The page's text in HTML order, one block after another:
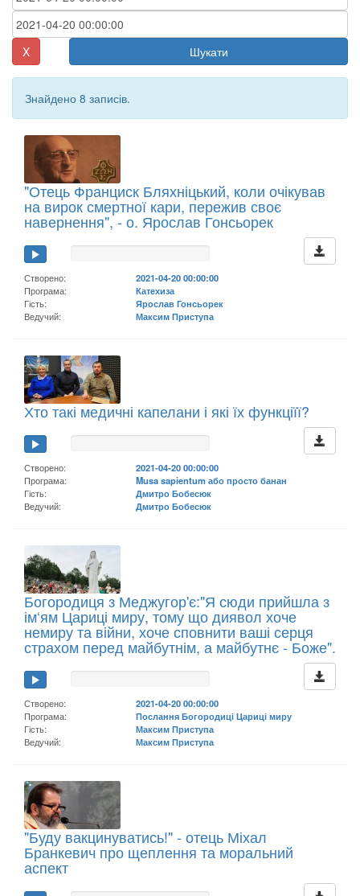
X Шукати
Знайдено 8 записів.
"Отець Франциск Бляхніцький, коли очікував
на вирок смертної кари, пережив своє
навернення", - о. Ярослав Гонсьорек
Створено:
2021-04-20 00:00:00
Програма:
Катехиза
Гість:
Ярослав Гонсьорек
Ведучий:
Максим Приступа
Хто такі медичні капелани і які їх функціїї?
Створено:
2021-04-20 00:00:00
Програма:
Musa sapientum або просто банан
Гість:
Дмитро Бобесюк
Ведучий:
Дмитро Бобесюк
Богородиця з Меджугор'є:"Я сюди прийшла з
ім‘ям Цариці миру, тому що диявол хоче
немиру та війни, хоче сповнити ваші серця
страхом перед майбутнім, а майбутнє - Боже".
Створено:
2021-04-20 00:00:00
Програма:
Послання Богородиці Цариці миру
Гість:
Максим Приступа
Ведучий:
Максим Приступа
"Буду вакцинуватись!" - отець Міхал
Бранкевич про щеплення та моральний
аспект